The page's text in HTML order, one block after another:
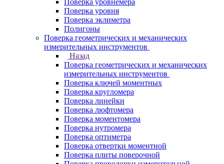
Поверка уровнемера
Поверка уровня
Поверка эклиметра
Полигоны
Поверка геометрических и механических
измерительных инструментов
Назад
Поверка геометрических и механических
измерительных инструментов
Поверка ключей моментных
Поверка кругломера
Поверка линейки
Поверка люфтомера
Поверка моментомера
Поверка нутромера
Поверка оптиметра
Поверка отвертки моментной
Поверка плиты поверочной